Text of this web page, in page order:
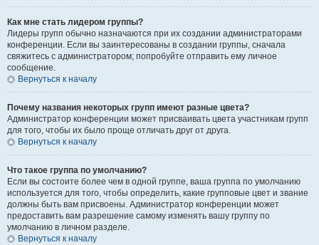
Как мне стать лидером группы?
Лидеры групп обычно назначаются при их создании администраторами
конференции. Если вы заинтересованы в создании группы, сначала
свяжитесь с администратором; попробуйте отправить ему личное
сообщение.
Вернуться к началу
Почему названия некоторых групп имеют разные цвета?
Администратор конференции может присваивать цвета участникам групп
для того, чтобы их было проще отличать друг от друга.
Вернуться к началу
Что такое группа по умолчанию?
Если вы состоите более чем в одной группе, ваша группа по умолчанию
используется для того, чтобы определить, какие групповые цвет и звание
должны быть вам присвоены. Администратор конференции может
предоставить вам разрешение самому изменять вашу группу по
умолчанию в личном разделе.
Вернуться к началу